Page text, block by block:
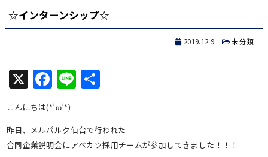
☆インターンシップ☆
2019.12.9 未分類
X Facebook
Line共
こんにちは(*’ω’*)
昨日、メルパルク仙台で行われた
合同企業説明会にアベカツ採用チームが参加してきました！！！